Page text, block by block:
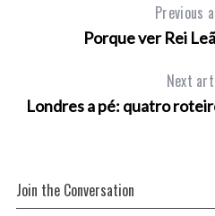
Previous
Porque ver Rei
Next
Londres a pé: quatro
Join the Conversation